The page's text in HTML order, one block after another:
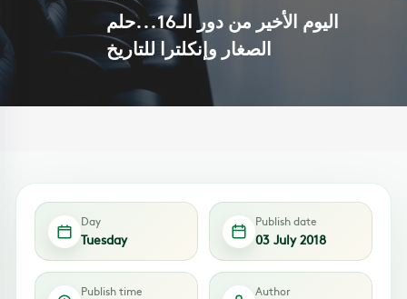
اليوم الأخير من دور الـ16...حلم
الصغار وإنكلترا للتاريخ
Day
Tuesday
Publish date
03 July 2018
Publish time Author